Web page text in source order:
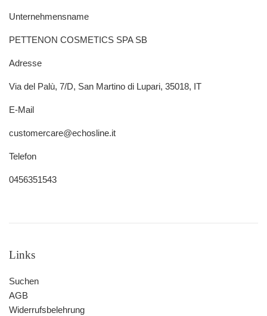
Unternehmensname
PETTENON COSMETICS SPA SB
Adresse
Via del Palù, 7/D, San Martino di Lupari, 35018, IT
E-Mail
customercare@echosline.it
Telefon
0456351543
Links
Suchen
AGB
Widerrufsbelehrung